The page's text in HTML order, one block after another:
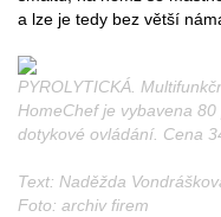
a lze je tedy bez větší
PYROLYTICKÁ.
HomeChef je vybavena
dotykové ovládání. Cena
Text: Naděžda
Foto: archiv firem